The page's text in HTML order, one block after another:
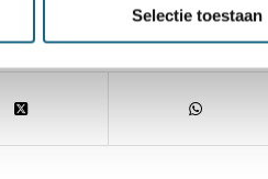
Selectie toestaan